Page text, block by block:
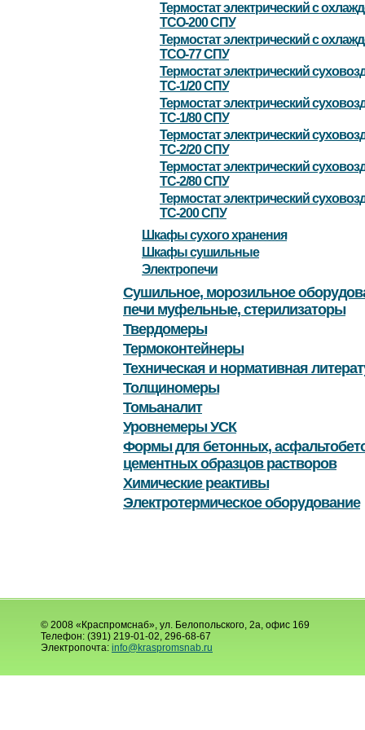
Термостат электрический с
ТСО-200 СПУ
Термостат электрический с
ТСО-77 СПУ
Термостат электрический
ТС-1/20 СПУ
Термостат электрический
ТС-1/80 СПУ
Термостат электрический
ТС-2/20 СПУ
Термостат электрический
ТС-2/80 СПУ
Термостат электрический
ТС-200 СПУ
Шкафы сухого хранения
Шкафы сушильные
Электропечи
Сушильное, морозильное
печи муфельные, стерилизаторы
Твердомеры
Термоконтейнеры
Техническая и нормативная
Толщиномеры
Томьаналит
Уровнемеры УСК
Формы для бетонных,
цементных образцов растворов
Химические реактивы
Электротермическое оборудование
© 2008 «Краспромснаб», ул. Белопольского, 2а, офис 169
Телефон: (391) 219-01-02, 296-68-67
Электропочта: info@kraspromsnab.ru